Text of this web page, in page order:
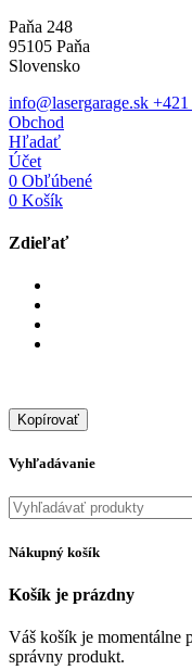
Paňa 248
95105 Paňa
Slovensko
info@lasergarage.sk +421
Obchod
Hľadať
Účet
0 Obľúbené
0 Košík
Zdieľať
Kopírovať
Vyhľadávanie
Nákupný košík
Košík je prázdny
Váš košík je momentálne
správny produkt.